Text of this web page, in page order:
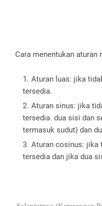
Cara menentukan aturan
Aturan luas: jika
tersedia.
Aturan sinus: jika
tersedia. dua sisi dan
termasuk sudut) dan
Aturan cosinus: jika
tersedia dan jika dua